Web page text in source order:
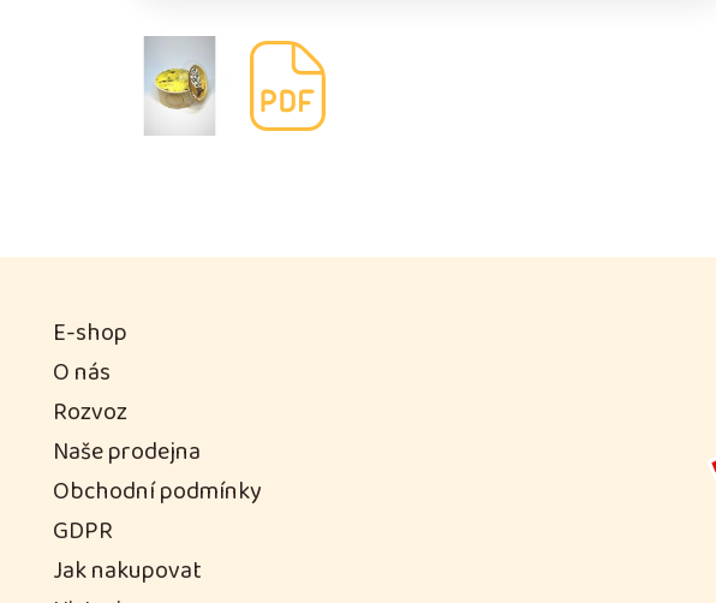
E-shop
O nás
Rozvoz
Naše prodejna
Obchodní podmínky
GDPR
Jak nakupovat